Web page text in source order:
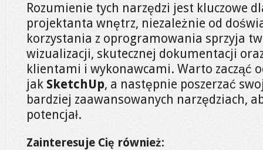
Rozumienie tych narzędzi jest kluczowe
projektanta wnętrz, niezależnie od
korzystania z oprogramowania sprzyja
wizualizacji, skutecznej dokumentacji
klientami i wykonawcami. Warto zacząć
jak SketchUp, a następnie poszerzać
bardziej zaawansowanych narzędziach,
potencjał.
Zainteresuje Cię również: